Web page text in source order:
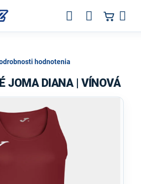
hodnotenia
JOMA DIANA | VÍNOVÁ